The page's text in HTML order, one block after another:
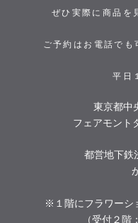
ぜひ実際に商品を
ご予約はお電話で
平日
東京都中
フェアモント
都営地下鉄
※１階にフラワーシ
（受付２階